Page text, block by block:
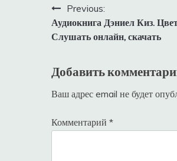
Навигация
по
Previous:
Аудиокнига Дэниел Киз.
Слушать онлайн, скачать
Добавить
Ваш адрес email не будет
Комментарий *